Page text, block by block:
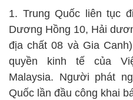
1. Trung Quốc liên tục
Dương Hồng 10, Hải
địa chất 08 và Gia
quyền kinh tế của
Malaysia. Người phát
Quốc lần đầu công khai